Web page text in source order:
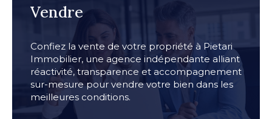
Vendre
Confiez la vente de votre propriété à Pietari
Immobilier, une agence indépendante alliant
réactivité, transparence et accompagnement
sur-mesure pour vendre votre bien dans les
meilleures conditions.